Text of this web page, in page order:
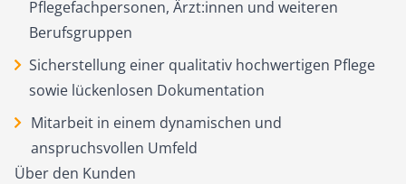
Pflegefachpersonen, Ärzt:innen und weiteren
Berufsgruppen
Sicherstellung einer qualitativ hochwertigen Pflege
sowie lückenlosen Dokumentation
Mitarbeit in einem dynamischen und
anspruchsvollen Umfeld
Über den Kunden